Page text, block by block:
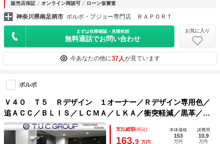
販売店保証 オンライン商談可 ローン仮審査
神奈川県南足柄市 ボルボ・プジョー専門店 ＲＡＰＯＲＴ
まずは在庫確認・見積依頼
無料通話でお問い合わせ
お気に入り
今あなたの他に37人が見ています
ボルボ
Ｖ４０ Ｔ５ Ｒデザイン １オーナー／Ｒデザイン専用色／
追ＡＣＣ／ＢＬＩＳ／ＬＣＭＡ／ＬＫＡ／衝突軽減／黒革／ヒ
ーター／ナビＴＶ／Ｂカメラ／Ｒセンサー／キセノン／Ｒデザ
イン専用エクステリア＆１８ＡＷ／２年保証
支払総額(税込)
163.9 万円
本体価格
153
万円
諸費用
10.9
万円